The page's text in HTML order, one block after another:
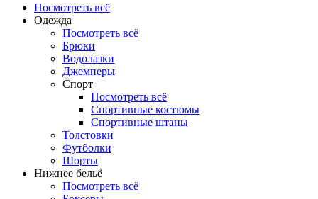
Посмотреть всё
Одежда
Посмотреть всё
Брюки
Водолазки
Джемперы
Спорт
Посмотреть всё
Спортивные костюмы
Спортивные штаны
Толстовки
Футболки
Шорты
Нижнее бельё
Посмотреть всё